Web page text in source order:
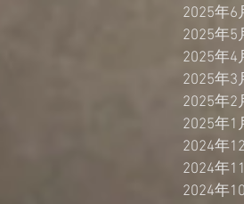
2025年6
2025年5
2025年4
2025年3
2025年2
2025年1
2024年
2024年
2024年